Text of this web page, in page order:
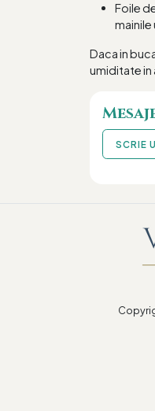
Foile
mainile
Daca in
umiditate in
SCRIE